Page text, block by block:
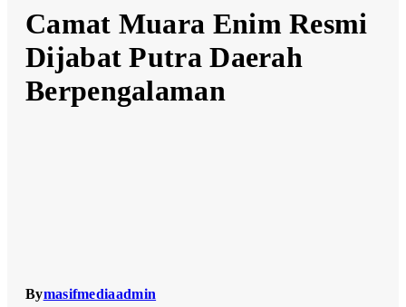
Camat Muara Enim Resmi
Dijabat Putra Daerah
Berpengalaman
Bymasifmediaadmin